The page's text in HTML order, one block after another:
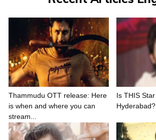
Thammudu OTT release: Here
is when and where you can
stream...
Is THIS